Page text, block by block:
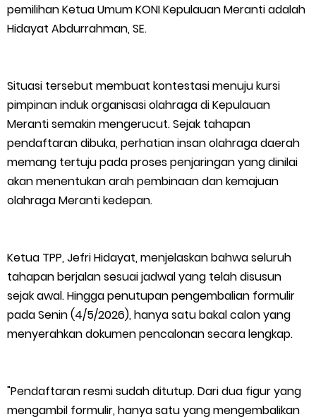
Bahas Stabilitas Wilayah dan Pembangunan Meranti
Dorong Lahirnya Atlet Berprestasi
HUT IBI Ke-75, Bupati Asmar: Bidan Garda Terdepan Wujudkan
Generasi Emas Indonesia 2045
Kepulauan Meranti Borong Tiga Prestasi di ADUJAK GenRe Riau
Bupati Asmar Buka Peluang Kolaborasi Meranti–Melaka di
Bidang Ekonomi, Pendidikan, dan Pariwisata
Bencana Terus Mengancam, Pembangunan Jalan Tol
Green Policing Goes to School, Ketua Bhayangkari Cabang
pemilihan Ketua Umum KONI Kepulauan Meranti adalah
Hidayat Abdurrahman, SE.
Situasi tersebut membuat kontestasi menuju kursi
pimpinan induk organisasi olahraga di Kepulauan
Meranti semakin mengerucut. Sejak tahapan
pendaftaran dibuka, perhatian insan olahraga daerah
memang tertuju pada proses penjaringan yang dinilai
akan menentukan arah pembinaan dan kemajuan
olahraga Meranti kedepan.
Ketua TPP, Jefri Hidayat, menjelaskan bahwa seluruh
tahapan berjalan sesuai jadwal yang telah disusun
sejak awal. Hingga penutupan pengembalian formulir
pada Senin (4/5/2026), hanya satu bakal calon yang
menyerahkan dokumen pencalonan secara lengkap.
"Pendaftaran resmi sudah ditutup. Dari dua figur yang
mengambil formulir, hanya satu yang mengembalikan